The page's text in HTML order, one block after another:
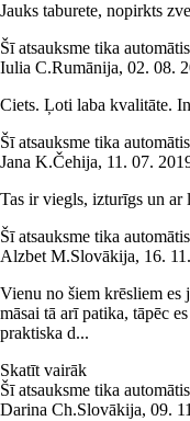
Jauks taburete, nopirkts
Šī atsauksme tika
Iulia C.Rumānija, 02. 08.
Ciets. Ļoti laba kvalitāte.
Šī atsauksme tika
Jana K.Čehija, 11. 07.
Tas ir viegls, izturīgs un ar
Šī atsauksme tika
Alzbet M.Slovākija, 16.
Vienu no šiem krēsliem es
māsai tā arī patika, tāpēc
praktiska d...
Skatīt vairāk
Šī atsauksme tika
Darina Ch.Slovākija, 09.